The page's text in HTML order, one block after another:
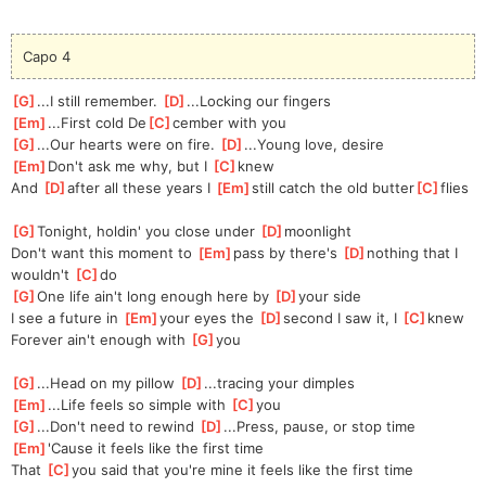
Capo 4
[G ]...I still remember. [D ]...Locking our fingers
[Em ]...First cold De [C ]
cember with you
[G ]...Our hearts were on fire. [D ]...Young love, desire
[Em ]Don't ask me why, but I [C ]knew
And [D ]
after all these years I [Em ]
still catch the old butter[C ]
flies
[G ]
Tonight, holdin' you close under [D ]moonlight
Don't want this moment to [Em ]pass by there's [D ]nothing that I
wouldn't [C ]
do
[G ]
One life ain't long enough here by [D ]
your side
I see a future in [Em ]
your eyes the [D ]
second I saw it, I [C ]knew
Forever ain't enough with [G ]
you
[G ]...Head on my pillow [D ]...tracing your dimples
[Em ]...Life feels so simple with [C ]
you
[G ]...Don't need to rewind [D ]...Press, pause, or stop time
[Em ]'Cause it feels like the first time
That [C ]
you said that you're mine it feels like the first time